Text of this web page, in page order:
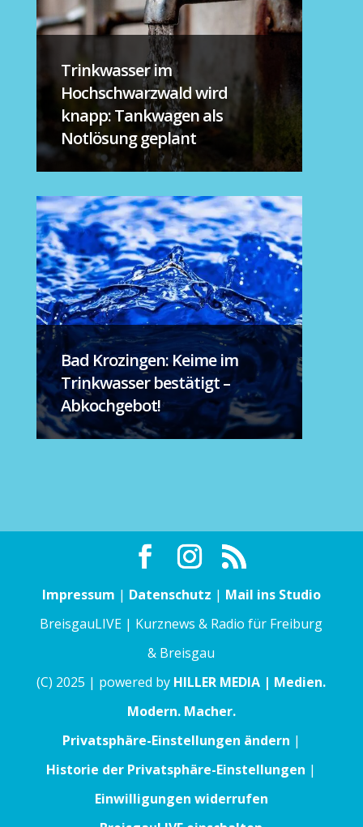
Trinkwasser im
Hochschwarzwald wird
knapp: Tankwagen als
Notlösung geplant
Bad Krozingen: Keime im
Trinkwasser bestätigt –
Abkochgebot!
Impressum | Datenschutz | Mail ins Studio
BreisgauLIVE | Kurznews & Radio für Freiburg
& Breisgau
(C) 2025 | powered by HILLER MEDIA | Medien.
Modern. Macher.
Privatsphäre-Einstellungen ändern |
Historie der Privatsphäre-Einstellungen |
Einwilligungen widerrufen